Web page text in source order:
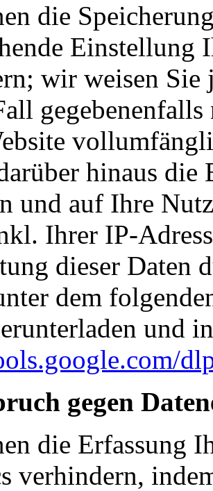
die
Einstellung
wir weisen Sie
hinaus die
und auf Ihre
Ihrer IP-
dieser Daten
dem
und
gegen
die Erfassung
verhindern,